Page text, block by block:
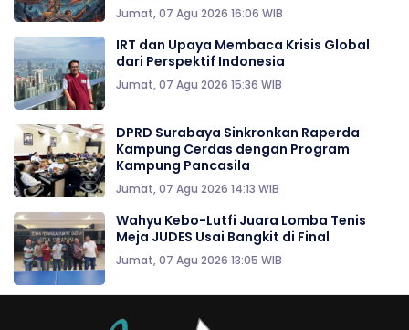
Jumat, 07 Agu 2026 16:06 WIB
IRT dan Upaya Membaca Krisis Global
dari Perspektif Indonesia
Jumat, 07 Agu 2026 15:36 WIB
DPRD Surabaya Sinkronkan Raperda
Kampung Cerdas dengan Program
Kampung Pancasila
Jumat, 07 Agu 2026 14:13 WIB
Wahyu Kebo-Lutfi Juara Lomba Tenis
Meja JUDES Usai Bangkit di Final
Jumat, 07 Agu 2026 13:05 WIB